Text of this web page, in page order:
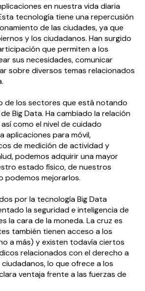
en nuestra vida diaria
tecnología tiene una repercusión
de las ciudades, ya que
y los ciudadanos. Han surgido
que permiten a los
sus necesidades, comunicar
sobre diversos temas relacionados
de los sectores que está notando
Big Data. Ha cambiado la relación
como el nivel de cuidado
aplicaciones para móvil,
de medición de actividad y
podemos adquirir una mayor
estado físico, de nuestros
podemos mejorarlos.
por la tecnología Big Data
la seguridad e inteligencia de
la cara de la moneda. La cruz es
también tienen acceso a los
a más) y existen todavía ciertos
relacionados con el derecho a
lo que ofrece a los
ventaja frente a las fuerzas de